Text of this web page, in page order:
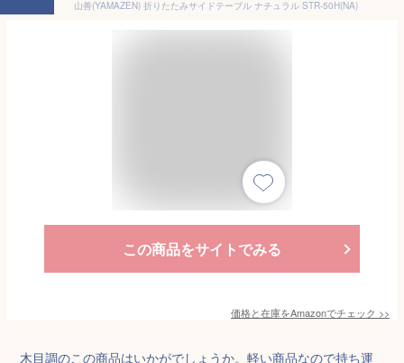
山善(YAMAZEN) 折りたたみサイドテーブル ナチュラル STR-50H(NA)
この商品をサイトでみる
価格と在庫をAmazonでチェック >>
木目調のこの商品はいかがでしょうか。軽い商品なので持ち運